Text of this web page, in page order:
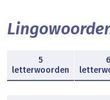
5
letterwoorden
6